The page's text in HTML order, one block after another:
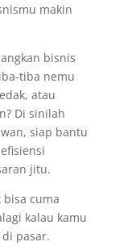
makin
bisnis
tiba nemu
atau
Di sinilah
siap bantu
jitu.
bisa cuma
kalau kamu
pasar.